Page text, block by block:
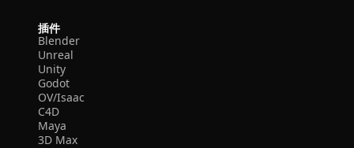
插件
Blender
Unreal
Unity
Godot
OV/Isaac
C4D
Maya
3D Max